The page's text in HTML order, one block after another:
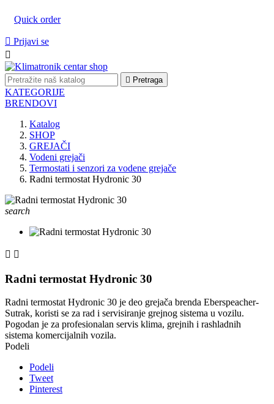
Quick order
 Prijavi se

 Pretraga
KATEGORIJE
BRENDOVI
Katalog
SHOP
GREJAČI
Vodeni grejači
Termostati i senzori za vodene grejače
Radni termostat Hydronic 30
search
 
Radni termostat Hydronic 30
Radni termostat Hydronic 30 je deo grejača brenda Eberspeacher-
Sutrak, koristi se za rad i servisiranje grejnog sistema u vozilu.
Pogodan je za profesionalan servis klima, grejnih i rashladnih
sistema komercijalnih vozila.
Podeli
Podeli
Tweet
Pinterest